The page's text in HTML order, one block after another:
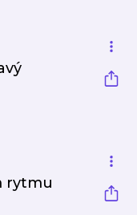
rytmu